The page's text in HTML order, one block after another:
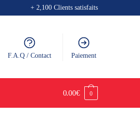
+ 2,100 Clients satisfaits
F.A.Q / Contact Paiement
0.00€ 0